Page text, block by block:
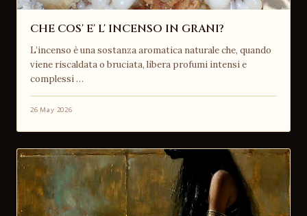
CHE COS' E' L' INCENSO IN GRANI?
L’incenso è una sostanza aromatica naturale che, quando
viene riscaldata o bruciata, libera profumi intensi e
complessi …
26 May 2026